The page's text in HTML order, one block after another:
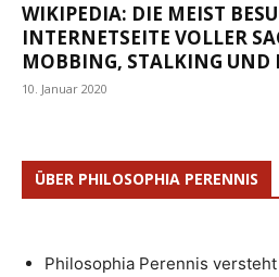
WIKIPEDIA: DIE MEIST
INTERNETSEITE VOLLER
MOBBING, STALKING UND
10. Januar 2020
ÜBER PHILOSOPHIA PERENNIS
Philosophia Perennis